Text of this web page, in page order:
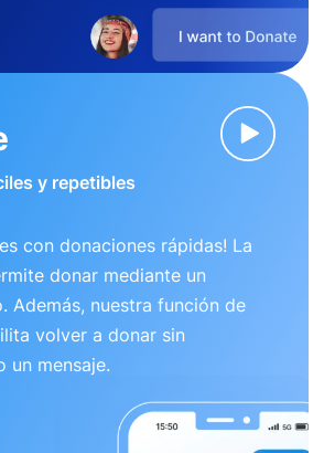
y repetibles
con donaciones rápidas! La
donar mediante un
Además, nuestra función de
volver a donar sin
un mensaje.